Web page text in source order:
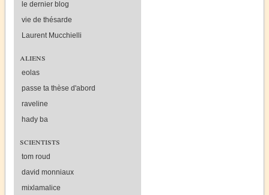
le dernier blog
vie de thésarde
Laurent Mucchielli
aliens
eolas
passe ta thèse d'abord
raveline
hady ba
scientists
tom roud
david monniaux
mixlamalice